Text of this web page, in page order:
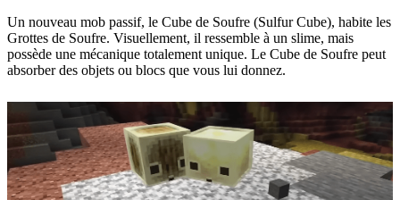
Un nouveau mob passif, le Cube de Soufre (Sulfur Cube), habite les
Grottes de Soufre. Visuellement, il ressemble à un slime, mais
possède une mécanique totalement unique. Le Cube de Soufre peut
absorber des objets ou blocs que vous lui donnez.